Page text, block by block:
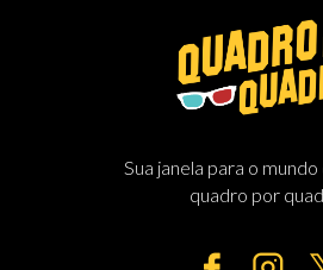
Sua janela para o
quadro por